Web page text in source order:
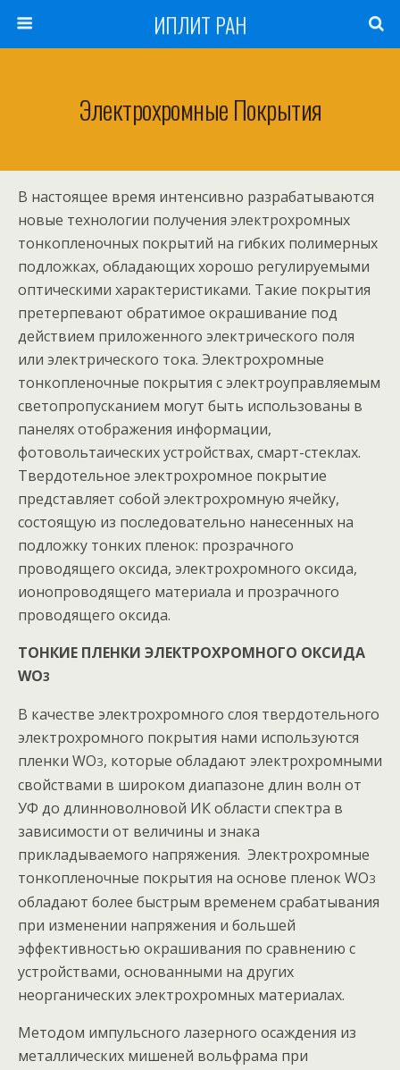
ИПЛИТ РАН
Электрохромные Покрытия
В настоящее время интенсивно разрабатываются
новые технологии получения электрохромных
тонкопленочных покрытий на гибких полимерных
подложках, обладающих хорошо регулируемыми
оптическими характеристиками. Такие покрытия
претерпевают обратимое окрашивание под
действием приложенного электрического поля
или электрического тока. Электрохромные
тонкопленочные покрытия с электроуправляемым
светопропусканием могут быть использованы в
панелях отображения информации,
фотовольтаических устройствах, смарт-стеклах.
Твердотельное электрохромное покрытие
представляет собой электрохромную ячейку,
состоящую из последовательно нанесенных на
подложку тонких пленок: прозрачного
проводящего оксида, электрохромного оксида,
ионопроводящего материала и прозрачного
проводящего оксида.
ТОНКИЕ ПЛЕНКИ ЭЛЕКТРОХРОМНОГО ОКСИДА
WO3
В качестве электрохромного слоя твердотельного
электрохромного покрытия нами используются
пленки WO3, которые обладают электрохромными
свойствами в широком диапазоне длин волн от
УФ до длинноволновой ИК области спектра в
зависимости от величины и знака
прикладываемого напряжения. Электрохромные
тонкопленочные покрытия на основе пленок WO3
обладают более быстрым временем срабатывания
при изменении напряжения и большей
эффективностью окрашивания по сравнению с
устройствами, основанными на других
неорганических электрохромных материалах.
Методом импульсного лазерного осаждения из
металлических мишеней вольфрама при